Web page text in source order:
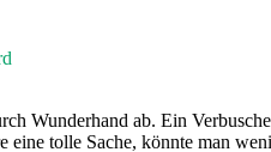
Wunderhand ab. Ein
tolle Sache, könnte man